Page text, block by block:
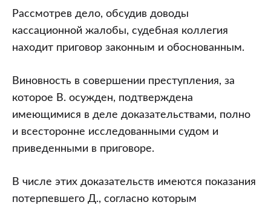
Рассмотрев дело, обсудив доводы
кассационной жалобы, судебная коллегия
находит приговор законным и обоснованным.
Виновность в совершении преступления, за
которое В. осужден, подтверждена
имеющимися в деле доказательствами, полно
и всесторонне исследованными судом и
приведенными в приговоре.
В числе этих доказательств имеются показания
потерпевшего Д., согласно которым